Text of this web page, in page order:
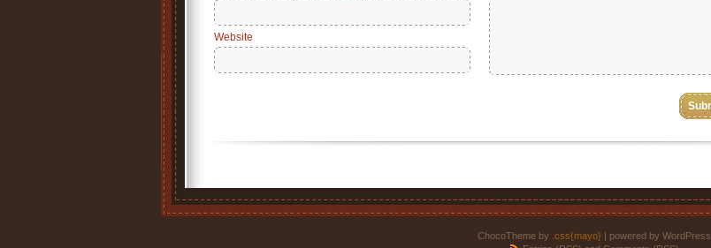
Website
ChocoTheme by .css{mayo} | powered by WordPress